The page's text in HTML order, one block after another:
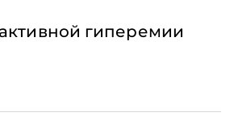
гиперемии